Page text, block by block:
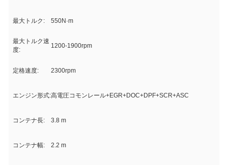
最大トルク: 550N·m
最大トルク速
度:
1200-1900rpm
定格速度: 2300rpm
エンジン形式:高電圧コモンレール+EGR+DOC+DPF+SCR+ASC
コンテナ長: 3.8 m
コンテナ幅: 2.2 m